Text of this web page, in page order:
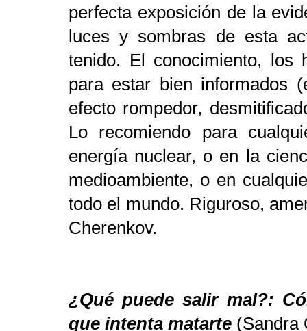
perfecta exposición de la
luces y sombras de esta
tenido. El conocimiento, los
para estar bien informados
efecto rompedor,
Lo recomiendo para
energía nuclear, o en la
medioambiente, o en
todo el mundo. Riguroso,
Cherenkov.
¿Qué puede salir mal?:
que intenta matarte (Sandra